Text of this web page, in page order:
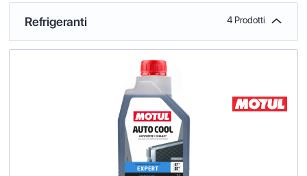
Refrigeranti 4 Prodotti